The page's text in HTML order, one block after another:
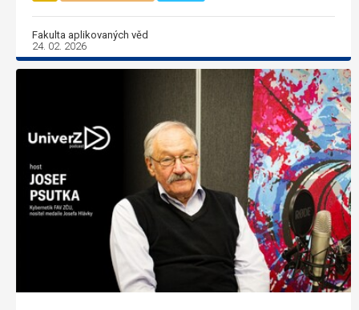
Fakulta aplikovaných věd
24. 02. 2026